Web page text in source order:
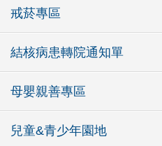
戒菸專區
結核病患轉院通知單
母嬰親善專區
兒童&青少年園地